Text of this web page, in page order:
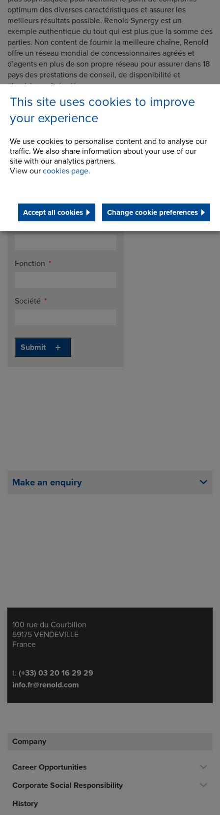
This site uses cookies to improve
your experience
We use cookies to personalise content and to analyse our
traffic. We also share information about your use of our
site with our analytics partners.
View our cookies page.
Accept all cookies Change cookie preferences
optimum des diverses caractéristiques et assurer les
meilleurs résultats possible. Renold Synergy est un
exemple authentique du tout qui est plus que la somme des
parties. Non content de fournir la meilleure chaîne, Renold
offre un réseau mondial de concessionnaires agréés et
d’agents en plus de son propre réseau pour assurer dans 18
pays des prestations de conseil, de disponibilité et
d’assistance inégalées.
Contact
Nom
Fonction
Société
Make an enquiry
Address
100 rue du Courbillon
59175 VENDEVILLE
France
Telephone/Fax
t: (+33) 03 20 16 29 29
info.fr@renold.com
Company
Career Opportunities
Corporate Social Responsibility
History